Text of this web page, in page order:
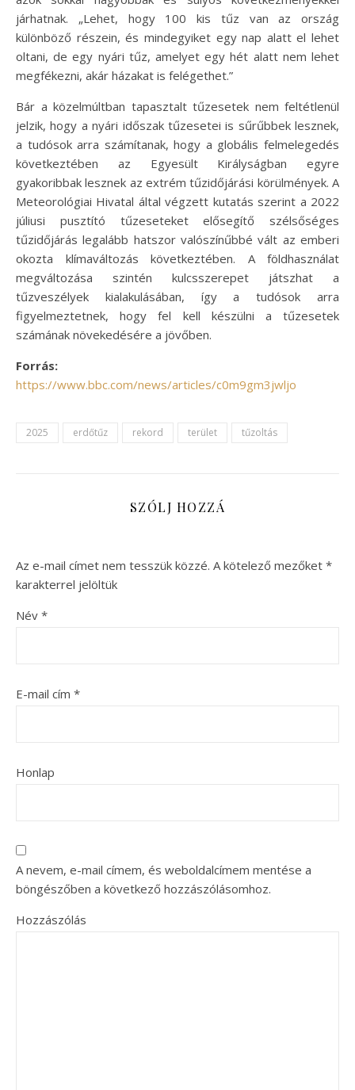
járhatnak. „Lehet, hogy 100 kis tűz van az ország
különböző részein, és mindegyiket egy nap alatt el lehet
oltani, de egy nyári tűz, amelyet egy hét alatt nem lehet
megfékezni, akár házakat is felégethet.”
Bár a közelmúltban tapasztalt tűzesetek nem feltétlenül
jelzik, hogy a nyári időszak tűzesetei is sűrűbbek lesznek,
a tudósok arra számítanak, hogy a globális felmelegedés
következtében az Egyesült Királyságban egyre
gyakoribbak lesznek az extrém tűzidőjárási körülmények. A
Meteorológiai Hivatal által végzett kutatás szerint a 2022
júliusi pusztító tűzeseteket elősegítő szélsőséges
tűzidőjárás legalább hatszor valószínűbbé vált az emberi
okozta klímaváltozás következtében. A földhasználat
megváltozása szintén kulcsszerepet játszhat a
tűzveszélyek kialakulásában, így a tudósok arra
figyelmeztetnek, hogy fel kell készülni a tűzesetek
számának növekedésére a jövőben.
Forrás:
https://www.bbc.com/news/articles/c0m9gm3jwljo
2025 erdőtűz rekord terület tűzoltás
SZÓLJ HOZZÁ
Az e-mail címet nem tesszük közzé. A kötelező mezőket *
karakterrel jelöltük
Név *
E-mail cím *
Honlap
A nevem, e-mail címem, és weboldalcímem mentése a
böngészőben a következő hozzászólásomhoz.
Hozzászólás